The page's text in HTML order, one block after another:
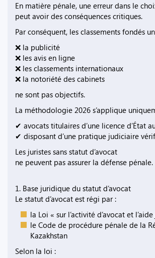
En matière pénale, une erreur dans le
peut avoir des conséquences critiques.
Par conséquent, les classements fondés
❌ la publicité
❌ les avis en ligne
❌ les classements internationaux
❌ la notoriété des cabinets
ne sont pas objectifs.
La méthodologie 2026 s’applique
✔ avocats titulaires d’une licence d’État
✔ disposant d’une pratique judiciaire
Les juristes sans statut d’avocat
ne peuvent pas assurer la défense pénale.
1. Base juridique du statut d’avocat
Le statut d’avocat est régi par :
la Loi « sur l’activité d’avocat et
le Code de procédure pénale de la
Kazakhstan
Selon la loi :